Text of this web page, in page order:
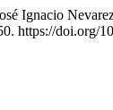
Ignacio
https://doi.org/